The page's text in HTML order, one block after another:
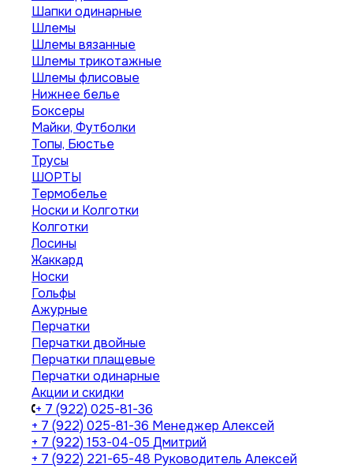
Шапки одинарные
Шлемы
Шлемы вязанные
Шлемы трикотажные
Шлемы флисовые
Нижнее белье
Боксеры
Майки, Футболки
Топы, Бюстье
Трусы
ШОРТЫ
Термобелье
Носки и Колготки
Колготки
Лосины
Жаккард
Носки
Гольфы
Ажурные
Перчатки
Перчатки двойные
Перчатки плащевые
Перчатки одинарные
Акции и скидки
+ 7 (922) 025-81-36
+ 7 (922) 025-81-36 Менеджер Алексей
+ 7 (922) 153-04-05 Дмитрий
+ 7 (922) 221-65-48 Руководитель Алексей